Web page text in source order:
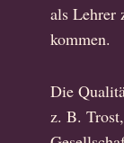
als Lehrer
kommen.
Die
z. B.